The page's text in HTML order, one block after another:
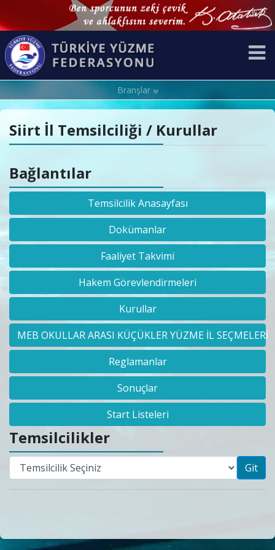
Branşlar
Siirt İl Temsilciliği / Kurullar
Bağlantılar
Temsilcilik Anasayfası
Dokümanlar
Faaliyet Takvimi
Hakem Görevlendirmeleri
Kurullar
MEB OKULLAR ARASI KÜÇÜKLER YÜZME İL SEÇMELERİ
Reglamanlar
Sonuçlar
Start Listeleri
Temsilcilikler
Git